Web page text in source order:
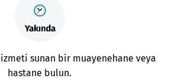
sunan bir muayenehane veya
hastane bulun.